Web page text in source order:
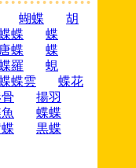
蝴蝶
胡
蝶
蝶
唐蝶
蝶
羅
蜆
蝶雲
蝶花
揚羽
蝶蝶
黒蝶